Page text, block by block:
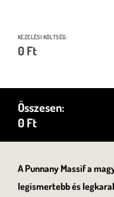
KEZELÉSI KÖLTSÉG:
0Ft
Összesen:
0Ft
A Punnany Massif a
legismertebb és